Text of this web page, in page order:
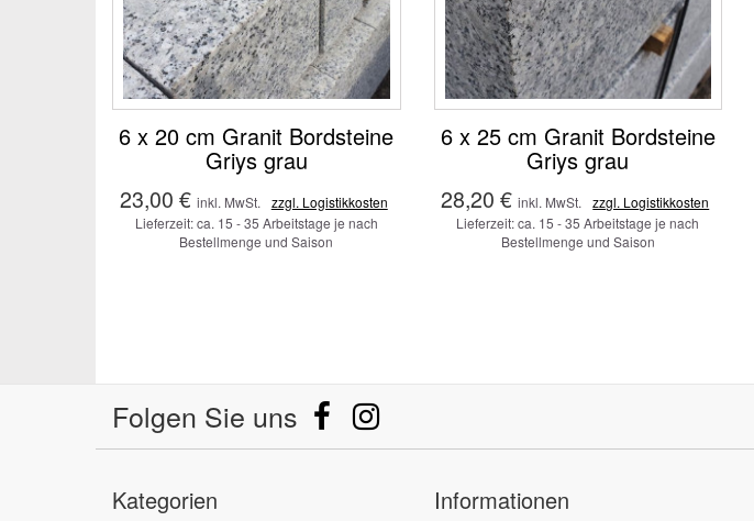
6 x 20 cm Granit Bordsteine
Griys grau
23,00 € inkl. MwSt.
zzgl. Logistikkosten
Lieferzeit: ca. 15 - 35 Arbeitstage je nach
Bestellmenge und Saison
6 x 25 cm Granit Bordsteine
Griys grau
28,20 € inkl. MwSt.
zzgl. Logistikkosten
Lieferzeit: ca. 15 - 35 Arbeitstage je nach
Bestellmenge und Saison
Folgen Sie uns
Kategorien Informationen